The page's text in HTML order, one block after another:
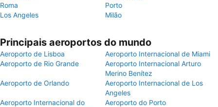
Roma
Porto
Los Angeles
Milão
Principais aeroportos do mundo
Aeroporto de Lisboa
Aeroporto Internacional de Miami
Aeroporto de Rio Grande
Aeroporto Internacional Arturo
Merino Benítez
Aeroporto de Orlando
Aeroporto Internacional de Los
Angeles
Aeroporto Internacional do
Aeroporto do Porto